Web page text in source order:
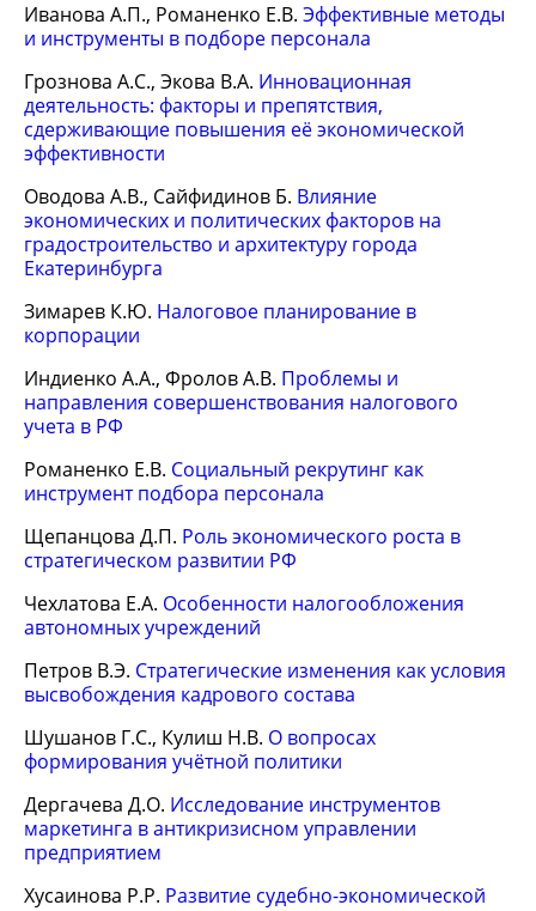
Иванова А.П., Романенко Е.В. Эффективные методы
и инструменты в подборе персонала
Грознова А.С., Экова В.А. Инновационная
деятельность: факторы и препятствия,
сдерживающие повышения её экономической
эффективности
Оводова А.В., Сайфидинов Б. Влияние
экономических и политических факторов на
градостроительство и архитектуру города
Екатеринбурга
Зимарев К.Ю. Налоговое планирование в
корпорации
Индиенко А.А., Фролов А.В. Проблемы и
направления совершенствования налогового
учета в РФ
Романенко Е.В. Социальный рекрутинг как
инструмент подбора персонала
Щепанцова Д.П. Роль экономического роста в
стратегическом развитии РФ
Чехлатова Е.А. Особенности налогообложения
автономных учреждений
Петров В.Э. Стратегические изменения как условия
высвобождения кадрового состава
Шушанов Г.С., Кулиш Н.В. О вопросах
формирования учётной политики
Дергачева Д.О. Исследование инструментов
маркетинга в антикризисном управлении
предприятием
Хусаинова Р.Р. Развитие судебно-экономической